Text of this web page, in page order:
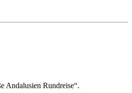
Andalusien Rundreise“.